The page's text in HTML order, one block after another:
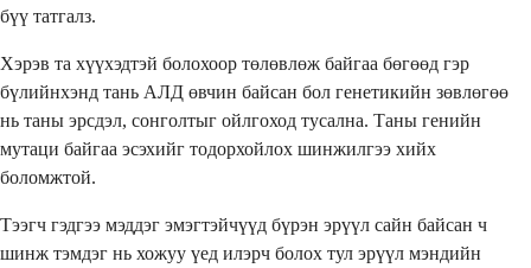
бүү татгалз.
Хэрэв та хүүхэдтэй болохоор төлөвлөж байгаа бөгөөд гэр
бүлийнхэнд тань АЛД өвчин байсан бол генетикийн зөвлөгөө
нь таны эрсдэл, сонголтыг ойлгоход тусална. Таны генийн
мутаци байгаа эсэхийг тодорхойлох шинжилгээ хийх
боломжтой.
Тээгч гэдгээ мэддэг эмэгтэйчүүд бүрэн эрүүл сайн байсан ч
шинж тэмдэг нь хожуу үед илэрч болох тул эрүүл мэндийн